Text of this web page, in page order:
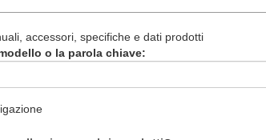
accessori, specifiche e dati prodotti
o la parola chiave: